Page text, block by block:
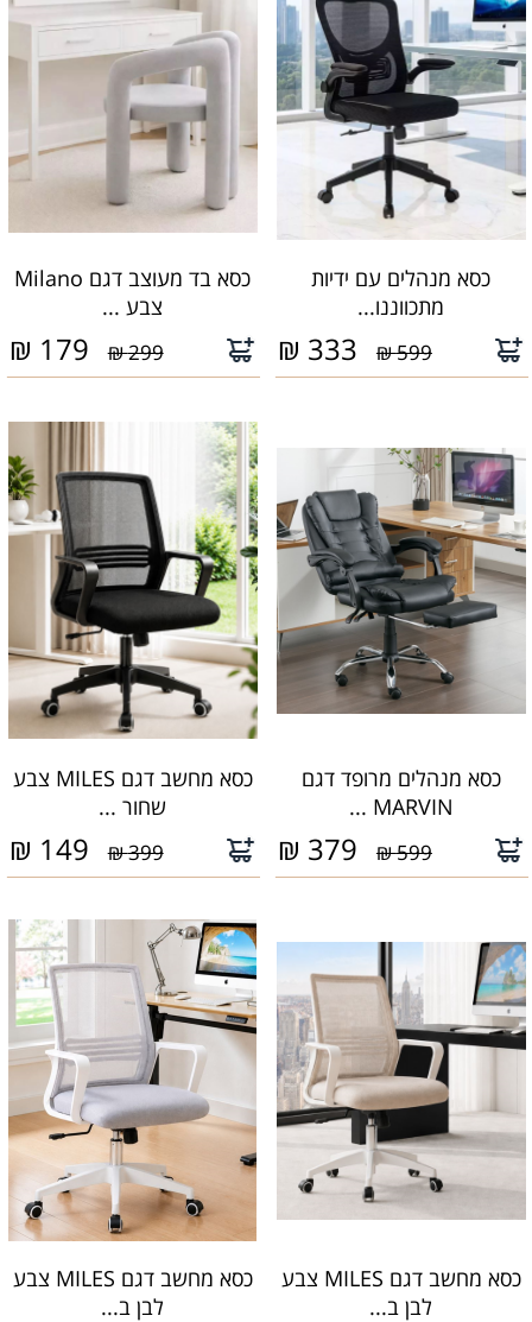
כסא מנהלים עם ידיות
מתכווננו...
599 ₪
333
₪
כסא בד מעוצב דגם Milano
צבע ...
299 ₪
179
₪
כסא מנהלים מרופד דגם
MARVIN ...
599 ₪
379
₪
כסא מחשב דגם MILES צבע
שחור ...
399 ₪
149
₪
כסא מחשב דגם MILES צבע
לבן ב...
כסא מחשב דגם MILES צבע
לבן ב...